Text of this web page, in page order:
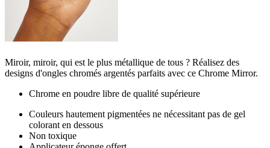
Miroir, miroir, qui est le plus métallique de tous ? Réalisez des
designs d'ongles chromés argentés parfaits avec ce Chrome Mirror.
Chrome en poudre libre de qualité supérieure
Couleurs hautement pigmentées ne nécessitant pas de gel
colorant en dessous
Non toxique